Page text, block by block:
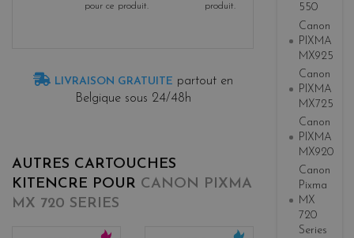
pour ce produit.
produit.
LIVRAISON GRATUITE partout en
Belgique sous 24/48h
AUTRES CARTOUCHES
KITENCRE POUR CANON PIXMA
MX 720 SERIES
550
Canon
PIXMA
MX925
Canon
PIXMA
MX725
Canon
PIXMA
MX920
Canon
Pixma
MX
720
Series